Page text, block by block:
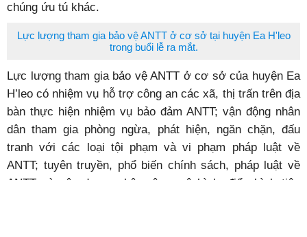
chúng ứu tú khác.
Lực lượng tham gia bảo vệ ANTT ở cơ sở tại huyện Ea H'leo
trong buổi lễ ra mắt.
Lực lượng tham gia bảo vệ ANTT ở cơ sở của huyện Ea
H’leo có nhiệm vụ hỗ trợ công an các xã, thị trấn trên địa
bàn thực hiện nhiệm vụ bảo đảm ANTT; vận động nhân
dân tham gia phòng ngừa, phát hiện, ngăn chặn, đấu
tranh với các loại tội phạm và vi phạm pháp luật về
ANTT; tuyên truyền, phổ biến chính sách, pháp luật về
ANTT và xây dựng, nhân rộng mô hình, điển hình tiên